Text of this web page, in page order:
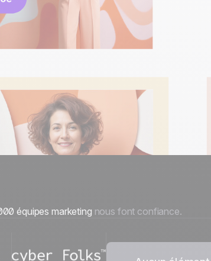
équipes marketing nous font confiance.